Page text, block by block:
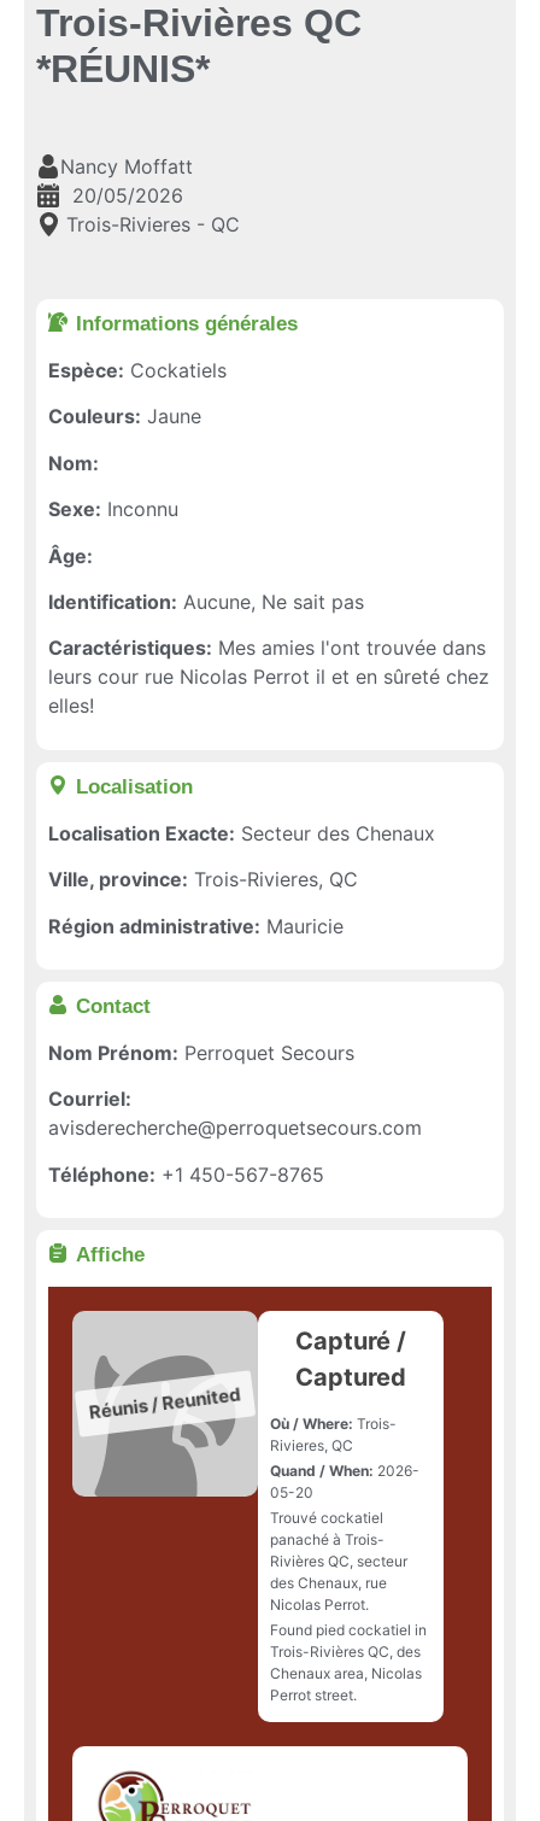
Trois-Rivières QC
*RÉUNIS*
Nancy Moffatt
20/05/2026
Trois-Rivieres - QC
Informations générales​
Espèce: Cockatiels
Couleurs: Jaune
Nom:
Sexe: Inconnu
Âge:
Identification: Aucune, Ne sait pas
Caractéristiques: Mes amies l'ont trouvée dans
leurs cour rue Nicolas Perrot il et en sûreté chez
elles!
Localisation​
Localisation Exacte: Secteur des Chenaux
Ville, province: Trois-Rivieres, QC
Région administrative: Mauricie
Contact
Nom Prénom: Perroquet Secours
Courriel:
avisderecherche@perroquetsecours.com
Téléphone: +1 450-567-8765
Affiche
Capturé /
Captured
Où / Where: Trois-
Rivieres, QC
Quand / When: 2026-
05-20
Trouvé cockatiel
panaché à Trois-
Rivières QC, secteur
des Chenaux, rue
Nicolas Perrot.
Found pied cockatiel in
Trois-Rivières QC, des
Chenaux area, Nicolas
Perrot street.